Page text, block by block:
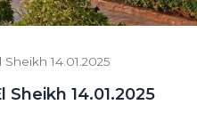
14.01.2025
Sheikh 14.01.2025